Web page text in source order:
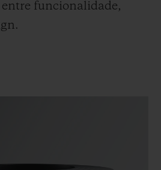
funcionalidade,